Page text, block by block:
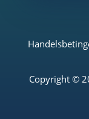
Copyright ©